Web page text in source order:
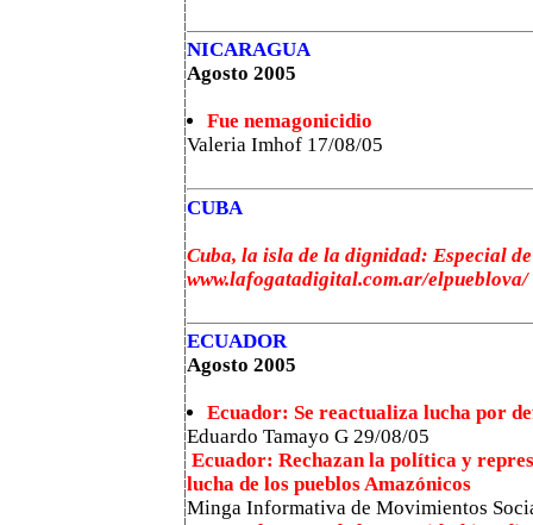
NICARAGUA
Agosto 2005
Fue nemagonicidio
Valeria Imhof 17/08/05
CUBA
Cuba, la isla de la dignidad: Especial
www.lafogatadigital.com.ar/elpueblova/
ECUADOR
Agosto 2005
Ecuador: Se reactualiza lucha por
Eduardo Tamayo G 29/08/05
Ecuador: Rechazan la política y
lucha de los pueblos Amazónicos
Minga Informativa de Movimientos